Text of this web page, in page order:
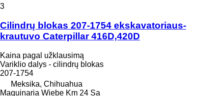
3
Cilindrų blokas 207-1754 ekskavatoriaus-
krautuvo Caterpillar 416D,420D
Kaina pagal užklausimą
Variklio dalys - cilindrų blokas
207-1754
Meksika, Chihuahua
Maquinaria Wiebe Km 24 Sa